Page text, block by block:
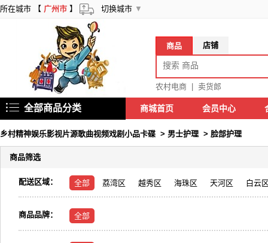
所在城市 【 广州市 】 切换城市 ▼
商品 店铺
农村电商 卖货郎
全部商品分类 商城首页 会员中心
乡村精神娱乐影视片源歌曲视频戏剧小品卡碟 > 男士护理 > 脸部护理
商品筛选
配送区域： 全部 荔湾区 越秀区 海珠区 天河区 白云
商品品牌： 全部